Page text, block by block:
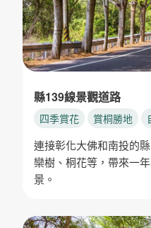
縣139線景觀道路
四季賞花 賞桐勝地
連接彰化大佛和南投的
欒樹、桐花等，帶來一
景。